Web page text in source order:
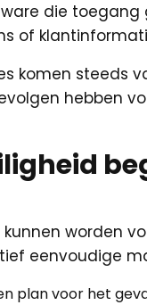
die
of
komen steeds
hebben
worden
eenvoudige
plan voor het